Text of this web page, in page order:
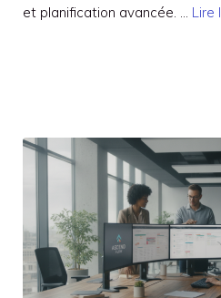
et planification avancée. … Lire